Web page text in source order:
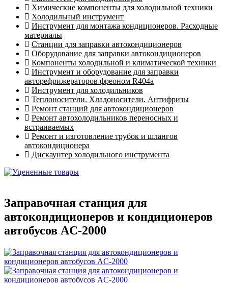
Химические компоненты для холодильной техники
Холодильный инструмент
Инструмент для монтажа кондиционеров. Расходные
материалы
Станции для заправки автокондиционеров
Оборудование для заправки автокондиционеров
Компоненты холодильной и климатической техники
Инструмент и оборудование для заправки
авторефрижераторов фреоном R404a
Инструмент для холодильников
Теплоносители. Хладоносители. Антифризы
Ремонт станций для автокондиционеров
Ремонт автохолодильников переносных и
встраиваемых
Ремонт и изготовление трубок и шлангов
автокондиционера
Дискаунтер холодильного инструмента
Заправочная станция для
автокондиционеров и кондиционеров
автобусов AC-2000